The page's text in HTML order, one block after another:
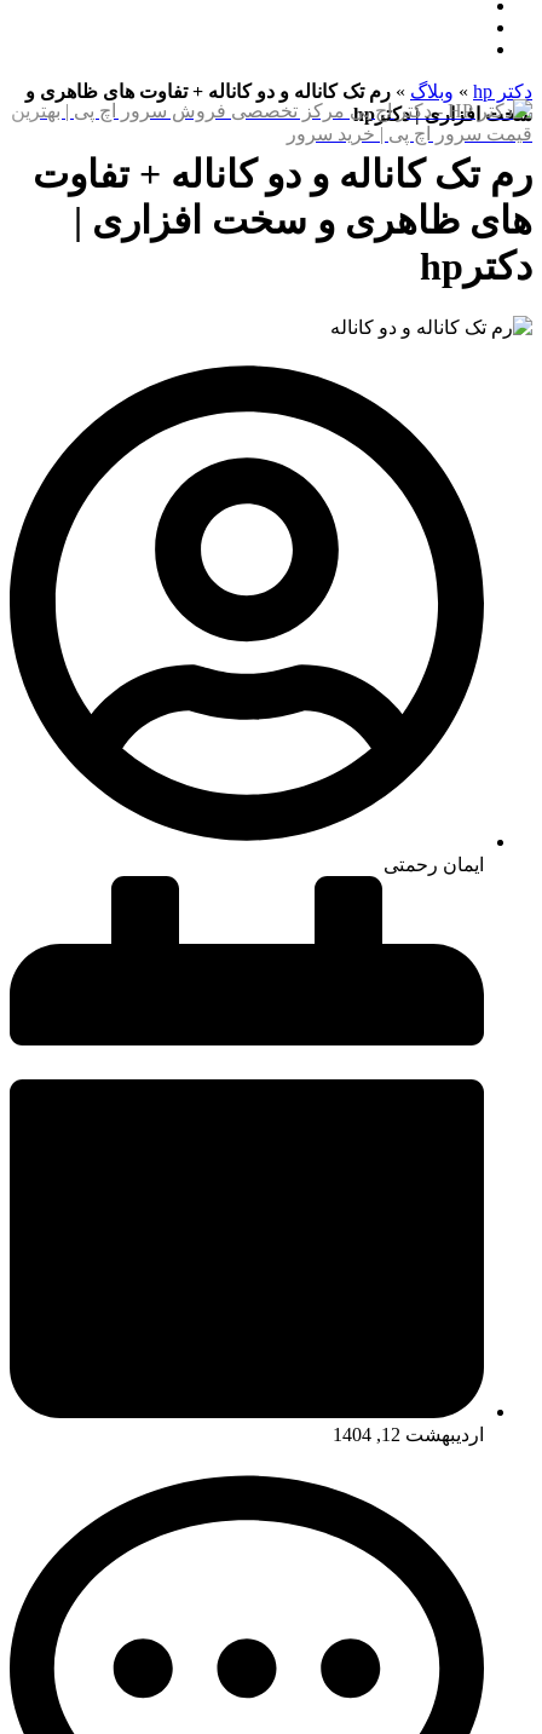
دکتر hp » وبلاگ » رم تک کاناله و دو کاناله + تفاوت های ظاهری و
سخت افزاری | دکترhp
رم تک کاناله و دو کاناله + تفاوت
های ظاهری و سخت افزاری |
دکترhp
ایمان رحمتی
اردیبهشت 12, 1404